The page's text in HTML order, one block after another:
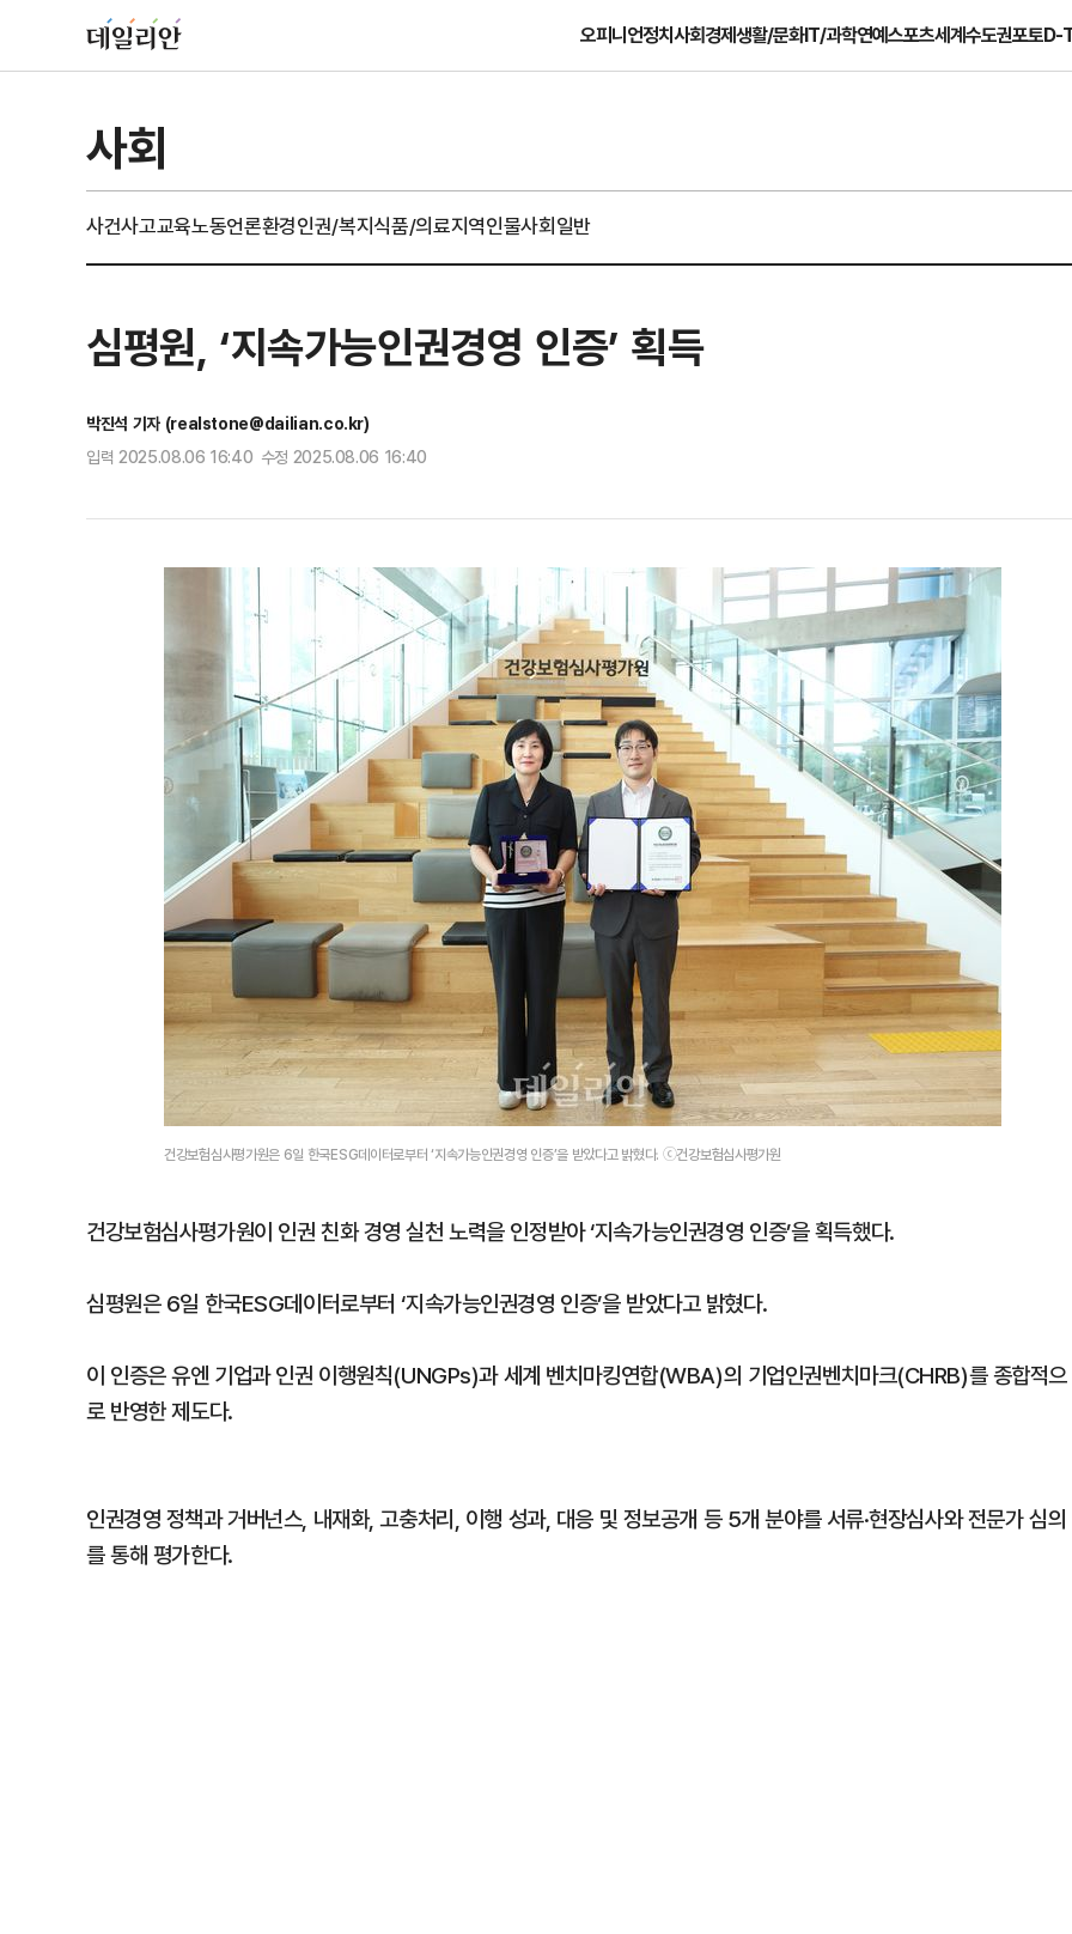
오피니언정치사회경제생활/문화IT/과학연예스포츠세계수도권포토D-
사회
사건사고교육노동언론환경인권/복지식품/의료지역인물사회일반
심평원, ‘지속가능인권경영 인증’ 획득
박진석 기자 (realstone@dailian.co.kr)
입력 2025.08.06 16:40 수정 2025.08.06 16:40
건강보험심사평가원은 6일 한국ESG데이터로부터 ‘지속가능인권경영 인증’을 받았다고 밝혔다. ⓒ건강보험심사평가원
건강보험심사평가원이 인권 친화 경영 실천 노력을 인정받아 ‘지속가능인권경영 인증’을 획득했다.
심평원은 6일 한국ESG데이터로부터 ‘지속가능인권경영 인증’을 받았다고 밝혔다.
이 인증은 유엔 기업과 인권 이행원칙(UNGPs)과 세계 벤치마킹연합(WBA)의 기업인권벤치마크(CHRB)를 종합적으
로 반영한 제도다.
인권경영 정책과 거버넌스, 내재화, 고충처리, 이행 성과, 대응 및 정보공개 등 5개 분야를 서류·현장심사와 전문가 심의
를 통해 평가한다.
1
"삼성·SK보다 싸게 달라"…
에 '더 비싸다' 퇴짜
2
[데일리안 오늘뉴스 종합] 축
인 심판에 성접대 의혹, 李대
지율 하락 의식했나, 삼전닉
물, SK하이닉스 프리마켓 시
점화, 김민석 "과반 승리 가
3
오세훈 '여론조사비 대납' 1심
된 '민주당 돈봉투 의혹'…왜?
4
李대통령, 20대 지지율 하락
나…"청년 보편적 지원 문턱
5
'압수수색·성접대 의혹' 송두
대한민국 축구판